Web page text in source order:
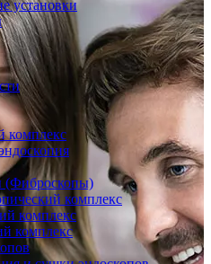
установки
комплекс
(Фиброcкопы)
комплекс
комплекс
комплекс